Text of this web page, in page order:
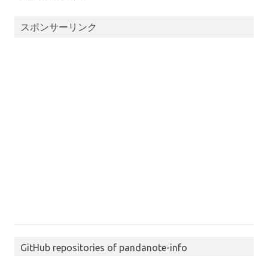
スポンサーリンク
GitHub repositories of pandanote-info